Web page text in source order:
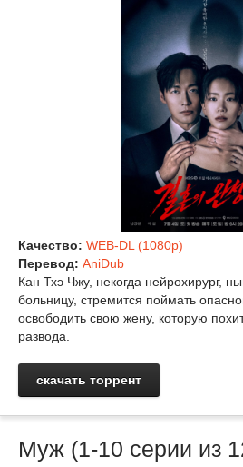
Качество: WEB-DL (1080p)
Перевод: AniDub
Кан Тхэ Чжу, некогда нейрохирург,
больницу, стремится поймать
освободить свою жену, которую
развода.
скачать торрент
Муж (1-10 серии из